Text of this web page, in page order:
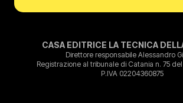
CASA EDITRICE LA TECNICA
Direttore responsabile Alessandro
Registrazione al tribunale di Catania n. 75
P.IVA 02204360875